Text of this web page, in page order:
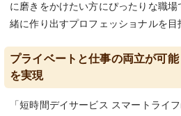
に磨きをかけたい方にぴったりな職
緒に作り出すプロフェッショナルを目
プライベートと仕事の両立が可
を実現
「短時間デイサービス スマートライ